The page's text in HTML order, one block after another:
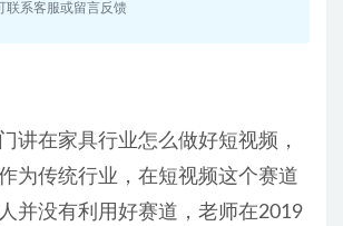
联系客服或留言反馈
讲在家具行业怎么做好短视频，
为传统行业，在短视频这个赛道
并没有利用好赛道，老师在2019